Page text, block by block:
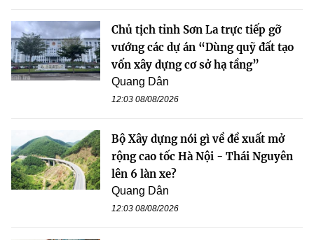
Chủ tịch tỉnh Sơn La trực tiếp gỡ
vướng các dự án “Dùng quỹ đất tạo
vốn xây dựng cơ sở hạ tầng”
Quang Dân
12:03 08/08/2026
Bộ Xây dựng nói gì về đề xuất mở
rộng cao tốc Hà Nội - Thái Nguyên
lên 6 làn xe?
Quang Dân
12:03 08/08/2026